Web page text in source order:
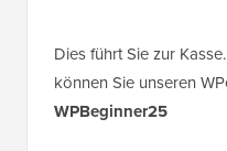
Dies führt Sie zur
können Sie unseren
WPBeginner25